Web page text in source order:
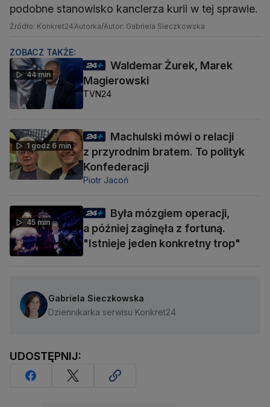
podobne stanowisko kanclerza kurii w tej sprawie.
Źródło: Konkret24Autorka/Autor: Gabriela Sieczkowska
ZOBACZ TAKŻE:
44 min
Waldemar Żurek, Marek
Magierowski
TVN24
1 godz 6 min
Machulski mówi o relacji
z przyrodnim bratem. To polityk
Konfederacji
Piotr Jacoń
45 min
Była mózgiem operacji,
a później zaginęła z fortuną.
"Istnieje jeden konkretny trop"
Gabriela Sieczkowska
Dziennikarka serwisu Konkret24
UDOSTĘPNIJ: